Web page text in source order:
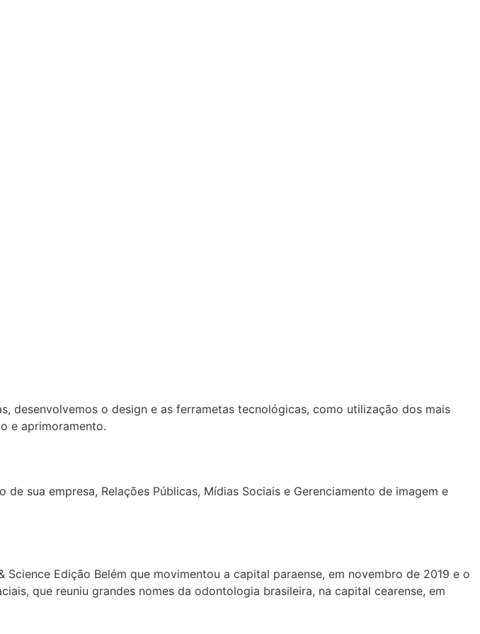
desenvolvemos o design e as ferrametas tecnológicas, como utilização dos mais
e aprimoramento.
sua empresa, Relações Públicas, Mídias Sociais e Gerenciamento de imagem e
Edição Belém que movimentou a capital paraense, em novembro de 2019 e o
que reuniu grandes nomes da odontologia brasileira, na capital cearense, em